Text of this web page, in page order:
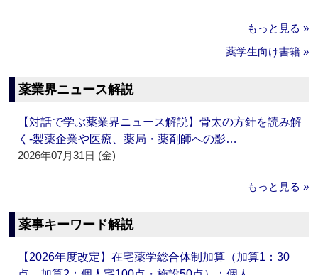
もっと見る »
薬学生向け書籍 »
薬業界ニュース解説
【対話で学ぶ薬業界ニュース解説】骨太の方針を読み解
く‐製薬企業や医療、薬局・薬剤師への影…
2026年07月31日 (金)
もっと見る »
薬事キーワード解説
【2026年度改定】在宅薬学総合体制加算（加算1：30